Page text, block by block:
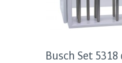
Busch Set